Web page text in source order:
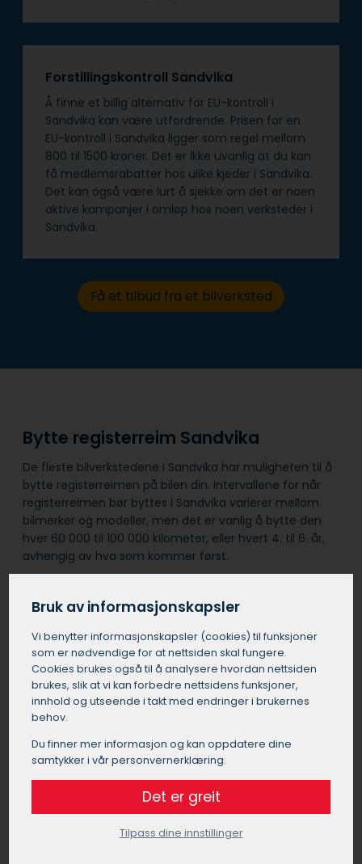
Forstillingskontroll Sandvika
Å finne et billig alternativ for EU-kontroll i
Sandvika kan være utfordrende. Prisen for en
EU-kontroll i Sandvika ligger som regel mellom
800 til 1500 kroner. Det er ikke uvanlig at du kan
få medlemsrabatter hos ulike kjeder i Sandvika.
Det kan også være lurt å sjekke om det er noen
aktive kampanjer i omløp hos noen verksteder i
Sandvika.
Få et tilbud fra et bilverksted
Bytte registerreim Sandvika
De fleste bilverkstedene i Sandvika har muligheten til å
bytte registerreimen på bilen din. Intervallene for når
registerreimen bør byttes i Sandvika varierer mellom
bilmerker og modeller, men det er vanlig å bytte den
hver 60 000 til 100 000 kilometer, eller hvert 4. til 6. år,
avhengig av hva som kommer først.
Å bytte registerreim i Sandvika er en relativt kompleks
jobb hvor det er arbeidsmengden som står for den
største delen av kostnadene.
Samtidig med registerreimbyttet i Sandvika, anbefales
det ofte å bytte løpehjul, strammehjul og vannpumpe
for å spare arbeidskostnader i fremtiden.
Det er viktig å velge et pålitelig verksted i Sandvika for
denne jobben, da feil montering kan føre til alvorlige
motorproblemer.
Bruk av informasjonskapsler
Vi benytter informasjons­kapsler (cookies) til funksjoner
som er nødvendige for at nettsiden skal fungere.
Cookies brukes også til å analysere hvordan nettsiden
brukes, slik at vi kan forbedre nettsidens funksjoner,
innhold og utseende i takt med endringer i brukernes
behov.
Du finner mer informasjon og kan oppdatere dine
samtykker i vår personvernerklæring.
Det er greit
Tilpass dine innstillinger